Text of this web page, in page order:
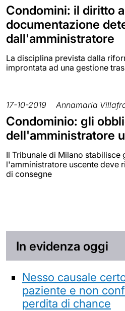
Condomini: il diritto
documentazione
dall'amministratore
La disciplina prevista dalla
improntata ad una gestione
17-10-2019 Annamaria
Condominio: gli
dell'amministratore
Il Tribunale di Milano stabilisce
l'amministratore uscente deve
di consegne
In evidenza oggi
Nesso causale
paziente e non
perdita di chance